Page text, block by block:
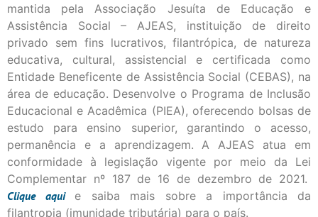
mantida pela Associação Jesuíta de Educação e
Assistência Social – AJEAS, instituição de direito
privado sem fins lucrativos, filantrópica, de natureza
educativa, cultural, assistencial e certificada como
Entidade Beneficente de Assistência Social (CEBAS), na
área de educação. Desenvolve o Programa de Inclusão
Educacional e Acadêmica (PIEA), oferecendo bolsas de
estudo para ensino superior, garantindo o acesso,
permanência e a aprendizagem. A AJEAS atua em
conformidade à legislação vigente por meio da Lei
Complementar nº 187 de 16 de dezembro de 2021.
Cliqueaqui
e saiba mais sobre a importância da
filantropia (imunidade tributária) para o país.